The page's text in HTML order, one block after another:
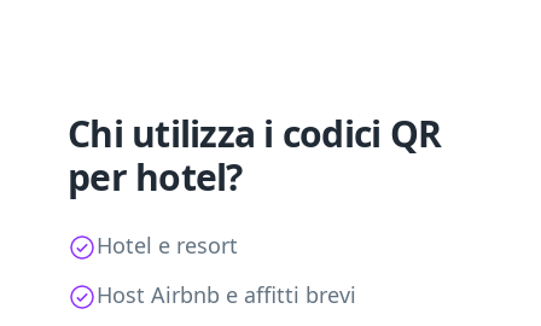
Chi utilizza i codici QR
per hotel?
Hotel e resort
Host Airbnb e affitti brevi